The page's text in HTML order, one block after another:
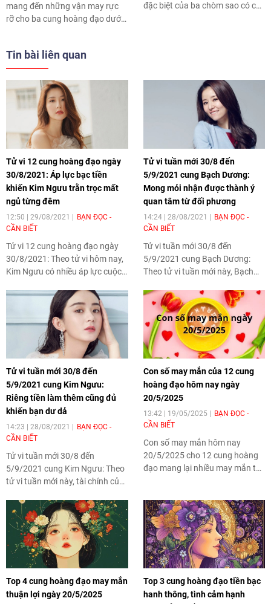
mang đến những vận may rực
rỡ cho ba cung hoàng đạo dưới
duyên cũng có những tín hiệu
cực kỳ tích cực.
đặc biệt của ba chòm sao có chỉ
còn có bước tiến lớn về tiền bạc
Tin bài liên quan
Tử vi 12 cung hoàng đạo ngày
30/8/2021: Áp lực bạc tiền
khiến Kim Ngưu trằn trọc mất
ngủ từng đêm
12:50 | 29/08/2021
BẠN ĐỌC -
CẦN BIẾT
Tử vi 12 cung hoàng đạo ngày
30/8/2021: Theo tử vi hôm nay,
Kim Ngưu có nhiều áp lực cuộc
ngủ nhưng nên nhớ, có nghĩ
nhiều vấn đề cũng không thể bớt
rắc rối hơn.
Tử vi tuần mới 30/8 đến
5/9/2021 cung Bạch Dương:
Mong mỏi nhận được thành ý
quan tâm từ đối phương
14:24 | 28/08/2021
BẠN ĐỌC -
CẦN BIẾT
Tử vi tuần mới 30/8 đến
5/9/2021 cung Bạch Dương:
Theo tử vi tuần mới này, Bạch
khoảng cách và chòm sao này
đang rất mong muốn có thể có
được sự quan tâm nhiều hơn.
Tử vi tuần mới 30/8 đến
5/9/2021 cung Kim Ngưu:
Riêng tiền làm thêm cũng đủ
khiến bạn dư dả
14:23 | 28/08/2021
BẠN ĐỌC -
CẦN BIẾT
Tử vi tuần mới 30/8 đến
5/9/2021 cung Kim Ngưu: Theo
tử vi tuần mới này, tài chính của
cực vì ngoài những công việc
chính thì bạn vẫn có một khoản
dư từ những công việc làm
thêm.
Con số may mắn của 12 cung
hoàng đạo hôm nay ngày
20/5/2025
13:42 | 19/05/2025
BẠN ĐỌC -
CẦN BIẾT
Con số may mắn hôm nay
20/5/2025 cho 12 cung hoàng
đạo mang lại nhiều may mắn tài
chuẩn bị tốt nhất cho những cơ
hội và thách thức sắp tới.
Top 4 cung hoàng đạo may mắn
thuận lợi ngày 20/5/2025
Top 3 cung hoàng đạo tiền bạc
hanh thông, tình cảm hạnh